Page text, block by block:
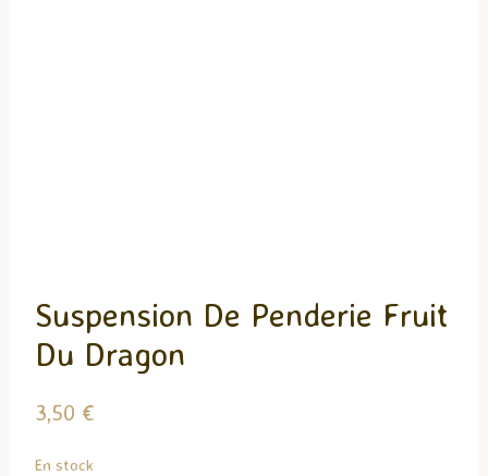
Suspension De Penderie Fruit
Du Dragon
3,50 €
En stock